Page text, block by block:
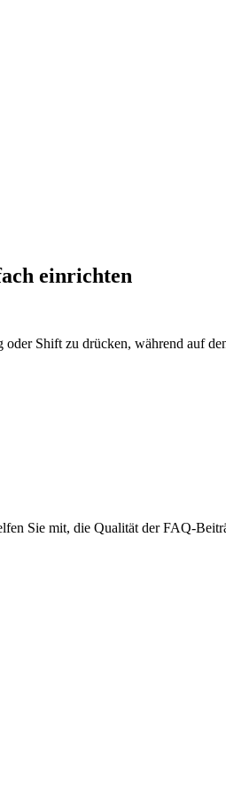
einrichten
Shift zu drücken, während auf
Sie mit, die Qualität der FAQ-